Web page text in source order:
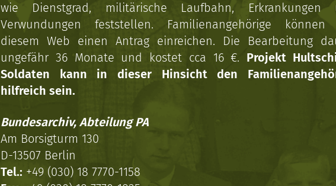
wie Dienstgrad, militärische Laufbahn, Erkrankungen
Verwundungen feststellen. Familienangehörige
diesem Web einen Antrag einreichen. Die Bearbeitung
ungefähr 36 Monate und kostet cca 16 €. Projekt
Soldaten kann in dieser Hinsicht den
hilfreich sein.
Bundesarchiv, Abteilung PA
Am Borsigturm 130
D-13507 Berlin
Tel.: +49 (030) 18 7770-1158